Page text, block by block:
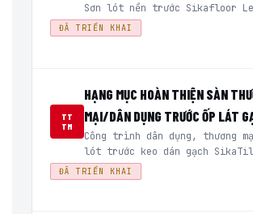
Sơn lót nền trước Sikafloor
ĐÃ TRIỂN KHAI
TT
TM
HẠNG MỤC HOÀN THIỆN SÀN
MẠI/DÂN DỤNG TRƯỚC ỐP LÁT
Công trình dân dụng, thương
lót trước keo dán gạch
ĐÃ TRIỂN KHAI